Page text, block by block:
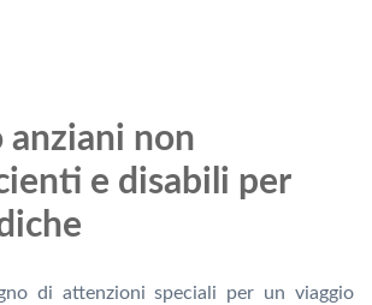
anziani non
e disabili per
di attenzioni speciali per un viaggio